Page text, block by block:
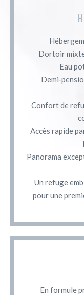
Dortoir
Eau
Confort de
Accès rapide
Panorama
Un refuge
pour une
En formule